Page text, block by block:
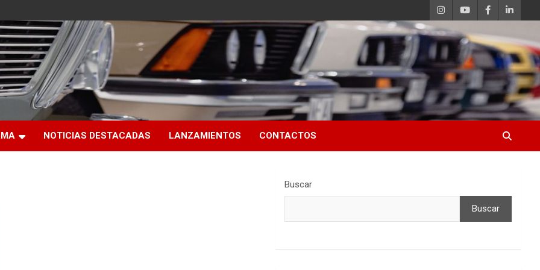
NOTICIAS DESTACADAS LANZAMIENTOS CONTACTOS
Buscar
Buscar